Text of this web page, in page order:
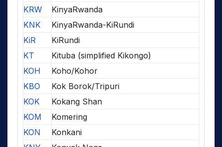
KRW
KinyaRwanda
KNK
KinyaRwanda-KiRundi
KiR
KiRundi
KT
Kituba (simplified Kikongo)
KOH
Koho/Kohor
KBO
Kok Borok/Tripuri
KOK
Kokang Shan
KOM
Komering
KON
Konkani